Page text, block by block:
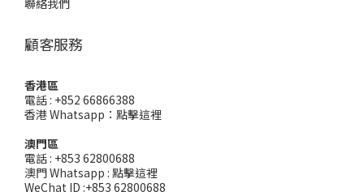
顧客服務
香港區
電話 : +852 66866388
香港 Whatsapp： 點擊這裡
澳門區
電話 : +853 62800688
澳門 Whatsapp : 點擊這裡
WeChat ID :+853 62800688